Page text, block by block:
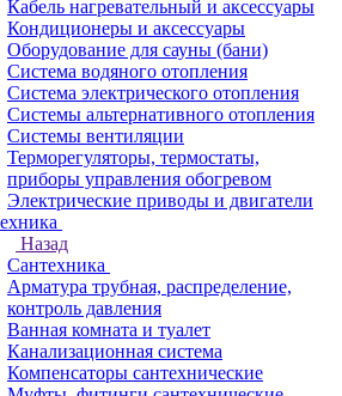
Кабель нагревательный и аксессуары
Кондиционеры и аксессуары
Оборудование для сауны (бани)
Система водяного отопления
Система электрического отопления
Системы альтернативного отопления
Системы вентиляции
Терморегуляторы, термостаты,
приборы управления обогревом
Электрические приводы и двигатели
Назад
Сантехника
Арматура трубная, распределение,
контроль давления
Ванная комната и туалет
Канализационная система
Компенсаторы сантехнические